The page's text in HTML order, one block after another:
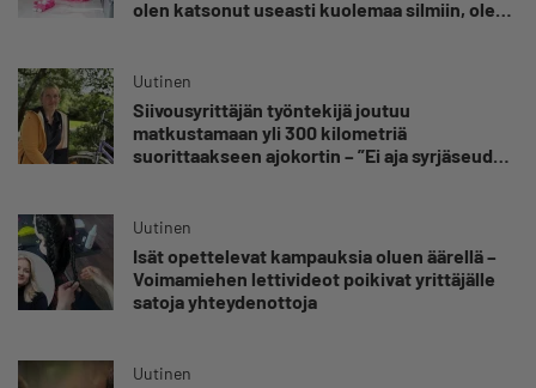
olen katsonut useasti kuolemaa silmiin, olen
Uutinen
Siivousyrittäjän työntekijä joutuu
matkustamaan yli 300 kilometriä
suorittaakseen ajokortin – ”Ei aja syrjäseudun
Uutinen
Isät opettelevat kampauksia oluen äärellä –
Voimamiehen lettivideot poikivat yrittäjälle
satoja yhteydenottoja
Uutinen